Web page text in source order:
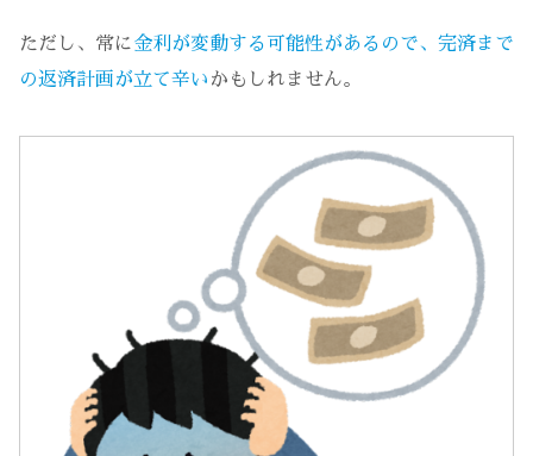
ただし、常に金利が変動する可能性があるので、完済まで
の返済計画が立て辛い かもしれません。